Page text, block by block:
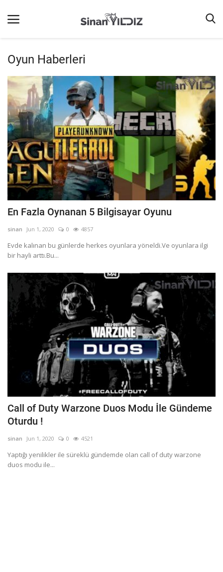
Ana Sayfa
Listeler
iletişim
Terms & Conditions
Reklam
Oyun
Güncel
İnternet
Programlar
Sinema
Youtube
Ben Kimim ?
Oturum aç
Oyun Haberleri
En Fazla Oynanan 5 Bilgisayar Oyunu
sinan Jun 1, 2020 0 4857
Evde kalınan bu günlerde herkes oyunlara yöneldi.Ve oyunlara ilgi
bir hayli arttı.Bu...
Call of Duty Warzone Duos Modu İle Gündeme
Oturdu !
sinan Jun 1, 2020 0 4521
Yaptığı yenilikler ile süreklü gündemde olan call of duty warzone
duos modu ile...